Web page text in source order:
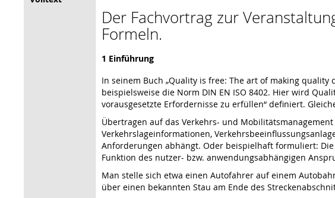
Der Fachvortrag zur
Formeln.
1 Einführung
In seinem Buch „Quality is free: The art of making
beispielsweise die Norm DIN EN ISO 8402. Hier wird
vorausgesetzte Erfordernisse zu erfüllen“ definiert.
Übertragen auf das Verkehrs- und
Verkehrslageinformationen,
Anforderungen abhängt. Oder beispielhaft formuliert:
Funktion des nutzer- bzw. anwendungsabhängigen
Man stelle sich etwa einen Autofahrer auf einem
über einen bekannten Stau am Ende des